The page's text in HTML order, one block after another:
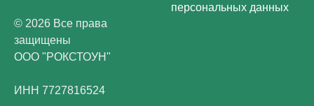
© 2026 Все права
защищены
ООО "РОКСТОУН"
ИНН 7727816524
персональных данных